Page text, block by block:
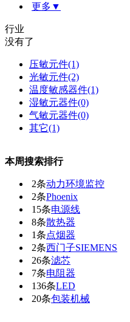
更多▼
行业
没有了
压敏元件(1)
光敏元件(2)
温度敏感器件(1)
湿敏元器件(0)
气敏元器件(0)
其它(1)
本周搜索排行
2条动力环境监控
2条Phoenix
15条电源线
8条散热器
1条点烟器
2条西门子SIEMENS
26条滤芯
7条电阻器
136条LED
20条包装机械